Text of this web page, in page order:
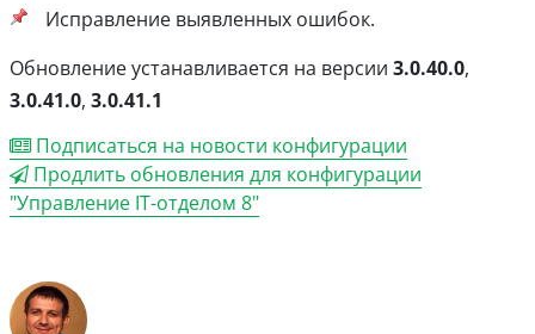
Исправление выявленных ошибок.
Обновление устанавливается на версии 3.0.40.0,
3.0.41.0, 3.0.41.1
Подписаться на новости конфигурации
Продлить обновления для конфигурации
"Управление IT-отделом 8"